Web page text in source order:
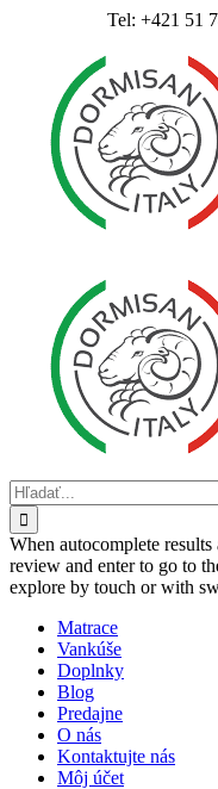
Tel: +421 51
Hľadať:
When autocomplete
review and enter to go to
explore by touch or with
Matrace
Vankúše
Doplnky
Blog
Predajne
O nás
Kontaktujte nás
Môj účet